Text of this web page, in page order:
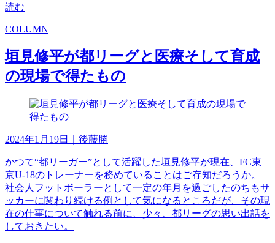
読む
COLUMN
垣見修平が都リーグと医療そして育成
の現場で得たもの
2024年1月19日 ｜後藤勝
かつて“都リーガー”として活躍した垣見修平が現在、FC東
京U-18のトレーナーを務めていることはご存知だろうか。
社会人フットボーラーとして一定の年月を過ごしたのちもサ
ッカーに関わり続ける例として気になるところだが、その現
在の仕事について触れる前に、少々、都リーグの思い出話を
しておきたい。